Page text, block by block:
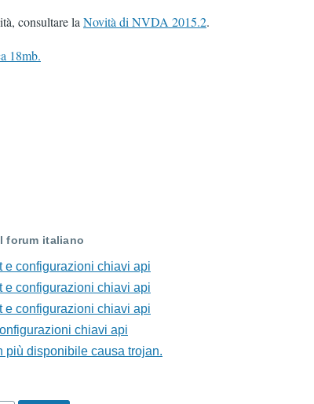
consultare la Novità di NVDA 2015.2.
18mb.
forum italiano
e configurazioni chiavi api
e configurazioni chiavi api
e configurazioni chiavi api
chiavi api
più disponibile causa trojan.